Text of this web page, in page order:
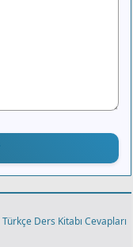
Türkçe Ders Kitabı Cevapları